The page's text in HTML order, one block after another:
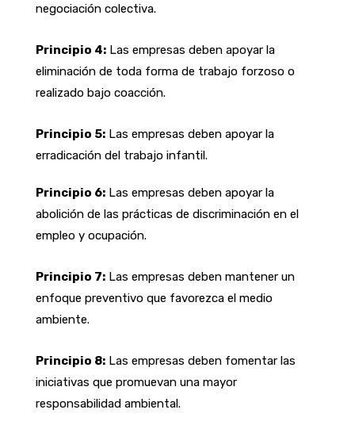
negociación colectiva.
Principio 4: Las empresas deben apoyar la
eliminación de toda forma de trabajo forzoso o
realizado bajo coacción.
Principio 5: Las empresas deben apoyar la
erradicación del trabajo infantil.
Principio 6: Las empresas deben apoyar la
abolición de las prácticas de discriminación en el
empleo y ocupación.
Principio 7: Las empresas deben mantener un
enfoque preventivo que favorezca el medio
ambiente.
Principio 8: Las empresas deben fomentar las
iniciativas que promuevan una mayor
responsabilidad ambiental.